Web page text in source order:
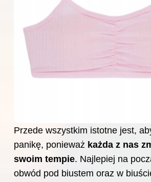
Przede wszystkim istotne jest,
panikę, ponieważ każda z nas
swoim tempie. Najlepiej na
obwód pod biustem oraz w